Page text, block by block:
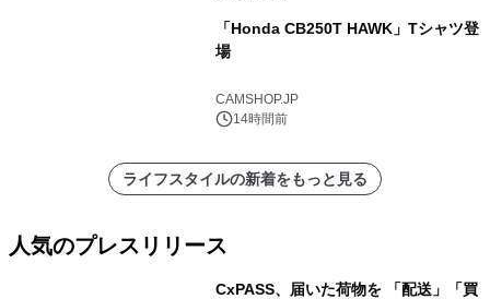
「Honda CB250T HAWK」Tシャツ登
場
CAMSHOP.JP
14時間前
ライフスタイルの新着をもっと見る
人気のプレスリリース
CxPASS、届いた荷物を 「配送」「買